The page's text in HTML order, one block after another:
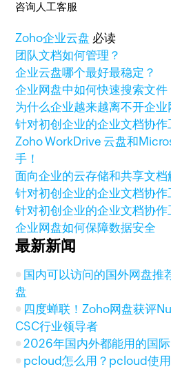
咨询人工客服
Zoho企业云盘 必读
团队文档如何管理？
企业云盘哪个最好最稳定？
企业网盘中如何快速搜索文件
为什么企业越来越离不开企业
针对初创企业的企业文档协作
Zoho WorkDrive 云盘和
手！
面向企业的云存储和共享文档
针对初创企业的企业文档协作
针对初创企业的企业文档协作
企业网盘如何保障数据安全
最新新闻
国内可以访问的国外网盘推
盘
四度蝉联！Zoho网盘获评
CSC行业领导者
2026年国内外都能用的国
pcloud怎么用？pcloud使